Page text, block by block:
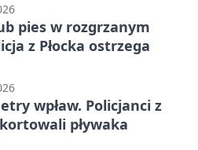
pies w rozgrzanym
z Płocka ostrzega
wpław. Policjanci z
pływaka